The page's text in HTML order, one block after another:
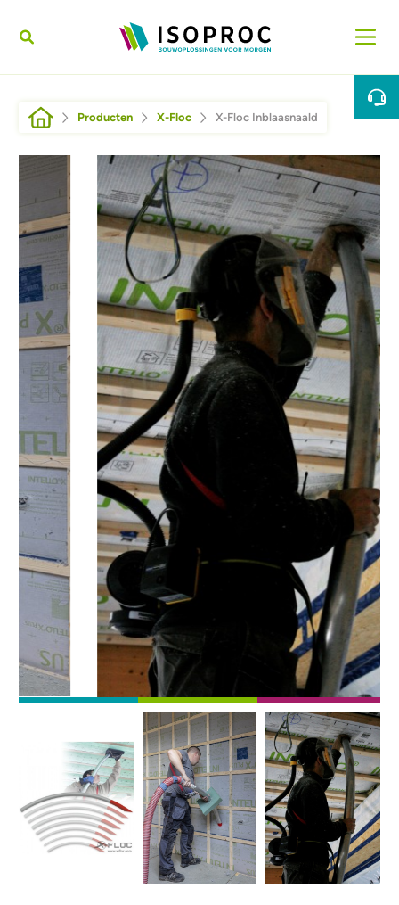
Kruimelpad
Producten X-Floc X-Floc Inblaasnaald
Afbeelding
Afbeelding Afbeelding